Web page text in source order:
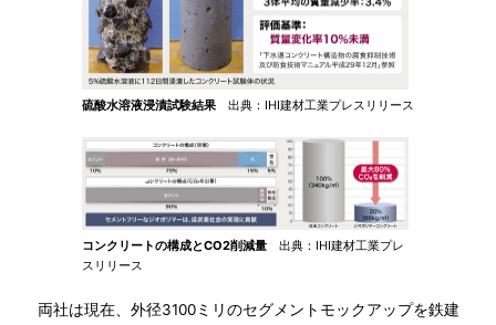
硫酸水溶液浸漬試験結果 出典：IHI建材工業プレスリリース
コンクリートの構成とCO2削減量 出典：IHI建材工業プレ
スリリース
両社は現在、外径3100ミリのセグメントモックアップを鉄建